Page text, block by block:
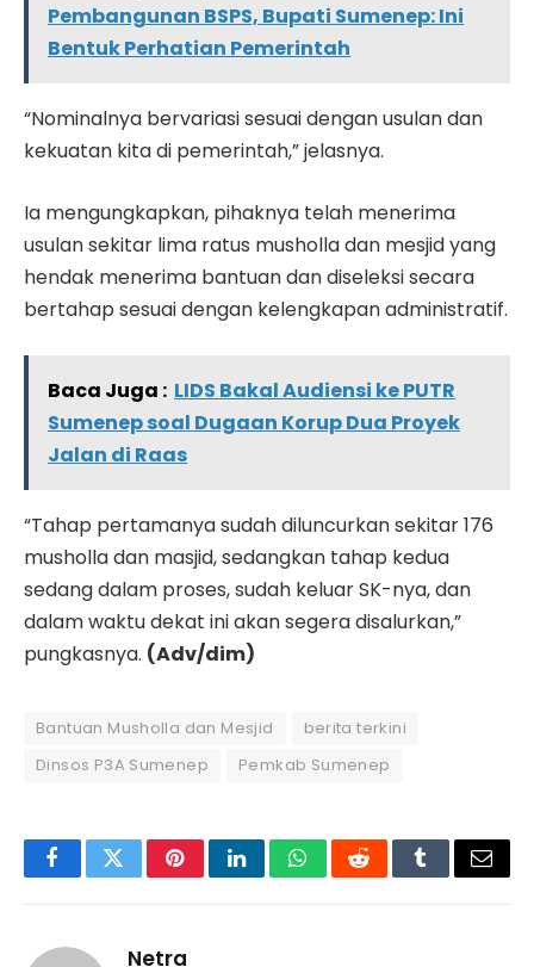
Pembangunan BSPS, Bupati Sumenep: Ini
Bentuk Perhatian Pemerintah
“Nominalnya bervariasi sesuai dengan usulan dan
kekuatan kita di pemerintah,” jelasnya.
Ia mengungkapkan, pihaknya telah menerima
usulan sekitar lima ratus musholla dan mesjid yang
hendak menerima bantuan dan diseleksi secara
bertahap sesuai dengan kelengkapan administratif.
Baca Juga : LIDS Bakal Audiensi ke PUTR
Sumenep soal Dugaan Korup Dua Proyek
Jalan di Raas
“Tahap pertamanya sudah diluncurkan sekitar 176
musholla dan masjid, sedangkan tahap kedua
sedang dalam proses, sudah keluar SK-nya, dan
dalam waktu dekat ini akan segera disalurkan,”
pungkasnya. (Adv/dim)
Bantuan Musholla dan Mesjid
berita terkini
Dinsos P3A Sumenep
Pemkab Sumenep
FacebookTwitterPinterestLinkedInWhatsAppRedditTumblrEmail
Netra